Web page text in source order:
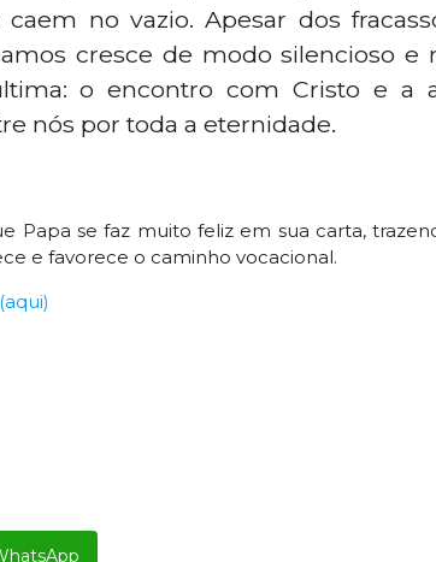
no vazio. Apesar dos
cresce de modo silencioso e
o encontro com Cristo e a
nós por toda a eternidade.
Papa se faz muito feliz em sua carta,
e favorece o caminho vocacional.
(aqui)